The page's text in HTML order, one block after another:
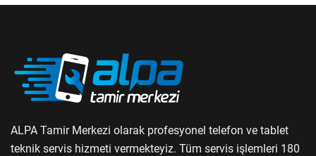
ALPA Tamir Merkezi olarak profesyonel telefon ve tablet
teknik servis hizmeti vermekteyiz. Tüm servis işlemleri 180